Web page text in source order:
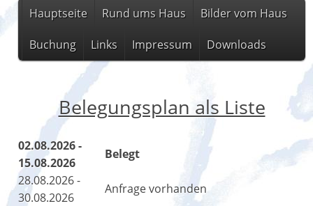
Hauptseite Rund ums Haus Bilder vom Haus
Buchung Links Impressum Downloads
Belegungsplan als Liste
02.08.2026 -
15.08.2026
Belegt
28.08.2026 -
30.08.2026
Anfrage vorhanden